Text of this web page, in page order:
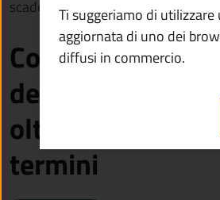
scadenza dei termini
Comunicare il
della tassa
oltre la
termini
Ti suggeriamo di
aggiornata di uno dei
diffusi in commercio.